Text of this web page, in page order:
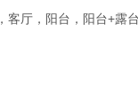
客厅，阳台，阳台+